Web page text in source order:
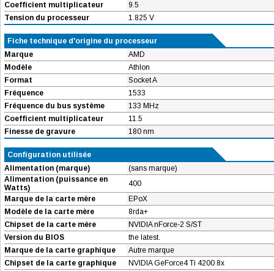
Coefficient multiplicateur
9.5
Tension du processeur
1.825 V
Fiche technique d'origine du processeur
Marque
AMD
Modèle
Athlon
Format
Socket A
Fréquence
1533
Fréquence du bus système
133 MHz
Coefficient multiplicateur
11.5
Finesse de gravure
180 nm
Configuration utilisée
Alimentation (marque)
(sans marque)
Alimentation (puissance en
Watts)
400
Marque de la carte mère
EPoX
Modèle de la carte mère
8rda+
Chipset de la carte mère
NVIDIA nForce-2 S/ST
Version du BIOS
the latest.
Marque de la carte graphique
Autre marque
Chipset de la carte graphique
NVIDIA GeForce4 Ti 4200 8x